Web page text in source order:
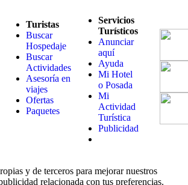
Turistas
Buscar
Hospedaje
Buscar
Actividades
Asesoría en
viajes
Ofertas
Paquetes
Servicios
Turísticos
Anunciar
aquí
Ayuda
Mi Hotel
o Posada
Mi
Actividad
Turística
Publicidad
y de terceros para mejorar nuestros
relacionada con tus preferencias.